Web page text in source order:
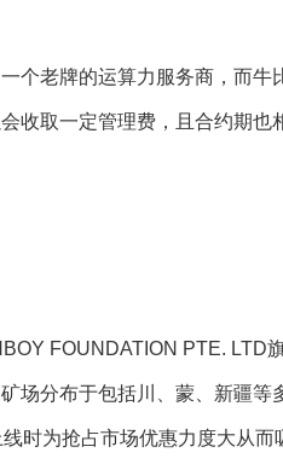
老牌的运算力服务商，而牛
收取一定管理费，且合约期也
FOUNDATION PTE. LTD
场分布于包括川、蒙、新疆
时为抢占市场优惠力度大从而